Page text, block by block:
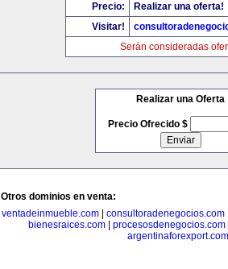
Precio:
Realizar una oferta!
Visitar!
Serán consideradas
Realizar una Oferta
Precio Ofrecido $
Otros dominios en venta:
ventadeinmueble.com| consultoradenegocios.com
bienesraices.com
procesosdenegocios.com
argentinaforexport.com